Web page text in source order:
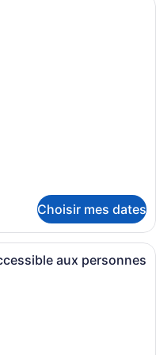
Choisir mes dates
chambre d’hôtel avec un lit,
aux personnes